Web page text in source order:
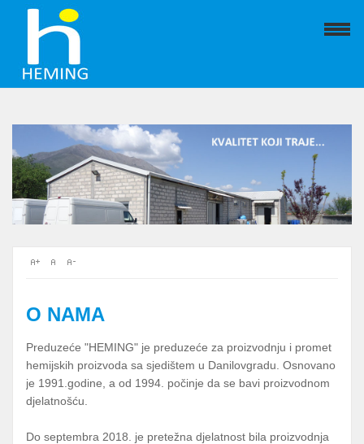
O NAMA
Preduzeće "HEMING" je preduzeće za proizvodnju i promet
hemijskih proizvoda sa sjedištem u Danilovgradu. Osnovano
je 1991.godine, a od 1994. počinje da se bavi proizvodnom
djelatnošću.
Do septembra 2018. je pretežna djelatnost bila proizvodnja